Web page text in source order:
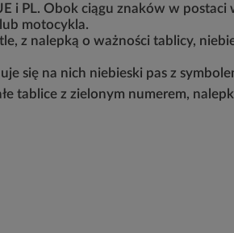
i PL. Obok ciągu znaków w
motocykla.
z nalepką o ważności tablicy,
się na nich niebieski pas z
tablice z zielonym numerem,